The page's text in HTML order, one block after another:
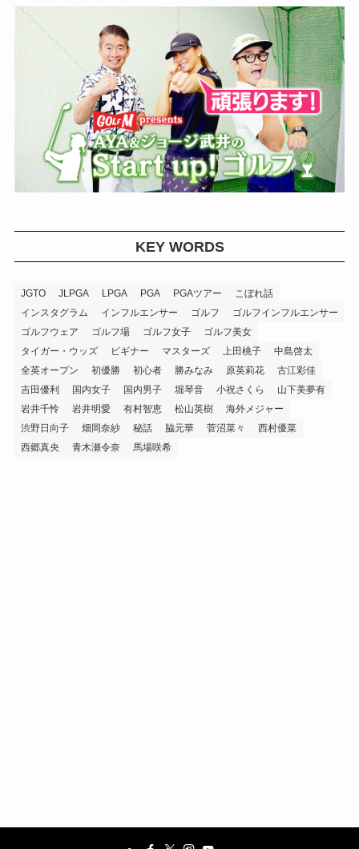
KEY WORDS
JGTO JLPGA LPGA PGA PGAツアー
こぼれ話
インスタグラム
インフルエンサー ゴルフ
ゴルフインフルエンサー
ゴルフウェア
ゴルフ場 ゴルフ女子
ゴルフ美女
タイガー・ウッズ
ビギナー マスターズ 上田桃子
中島啓太
全英オープン
初優勝 初心者 勝みなみ 原英莉花
古江彩佳
吉田優利
国内女子 国内男子 堀琴音 小祝さくら
山下美夢有
岩井千怜
岩井明愛 有村智恵 松山英樹
海外メジャー
渋野日向子
畑岡奈紗 秘話 脇元華 菅沼菜々
西村優菜
西郷真央
青木瀬令奈 馬場咲希